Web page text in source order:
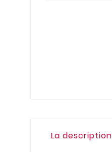
La description